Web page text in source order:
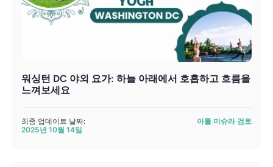
워싱턴 DC 야외 요가: 하늘 아래에서 호흡하고 흐름을
느껴보세요
최종 업데이트 날짜:
2025년 10월 14일
아툴 미슈라 검토